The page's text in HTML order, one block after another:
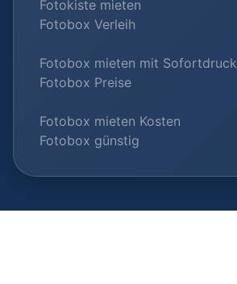
Fotokiste mieten
Fotobox Verleih
Fotobox mieten mit Sofortdruck
Fotobox Preise
Fotobox mieten Kosten
Fotobox günstig